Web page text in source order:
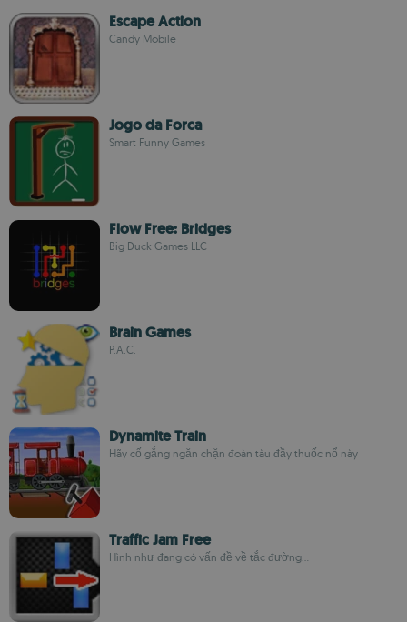
Escape Action
Candy Mobile
Jogo da Forca
Smart Funny Games
Flow Free: Bridges
Big Duck Games LLC
Brain Games
P.A.C.
Dynamite Train
Hãy cố gắng ngăn chặn đoàn tàu đầy thuốc nổ này
Traffic Jam Free
Hình như đang có vấn đề về tắc đường...